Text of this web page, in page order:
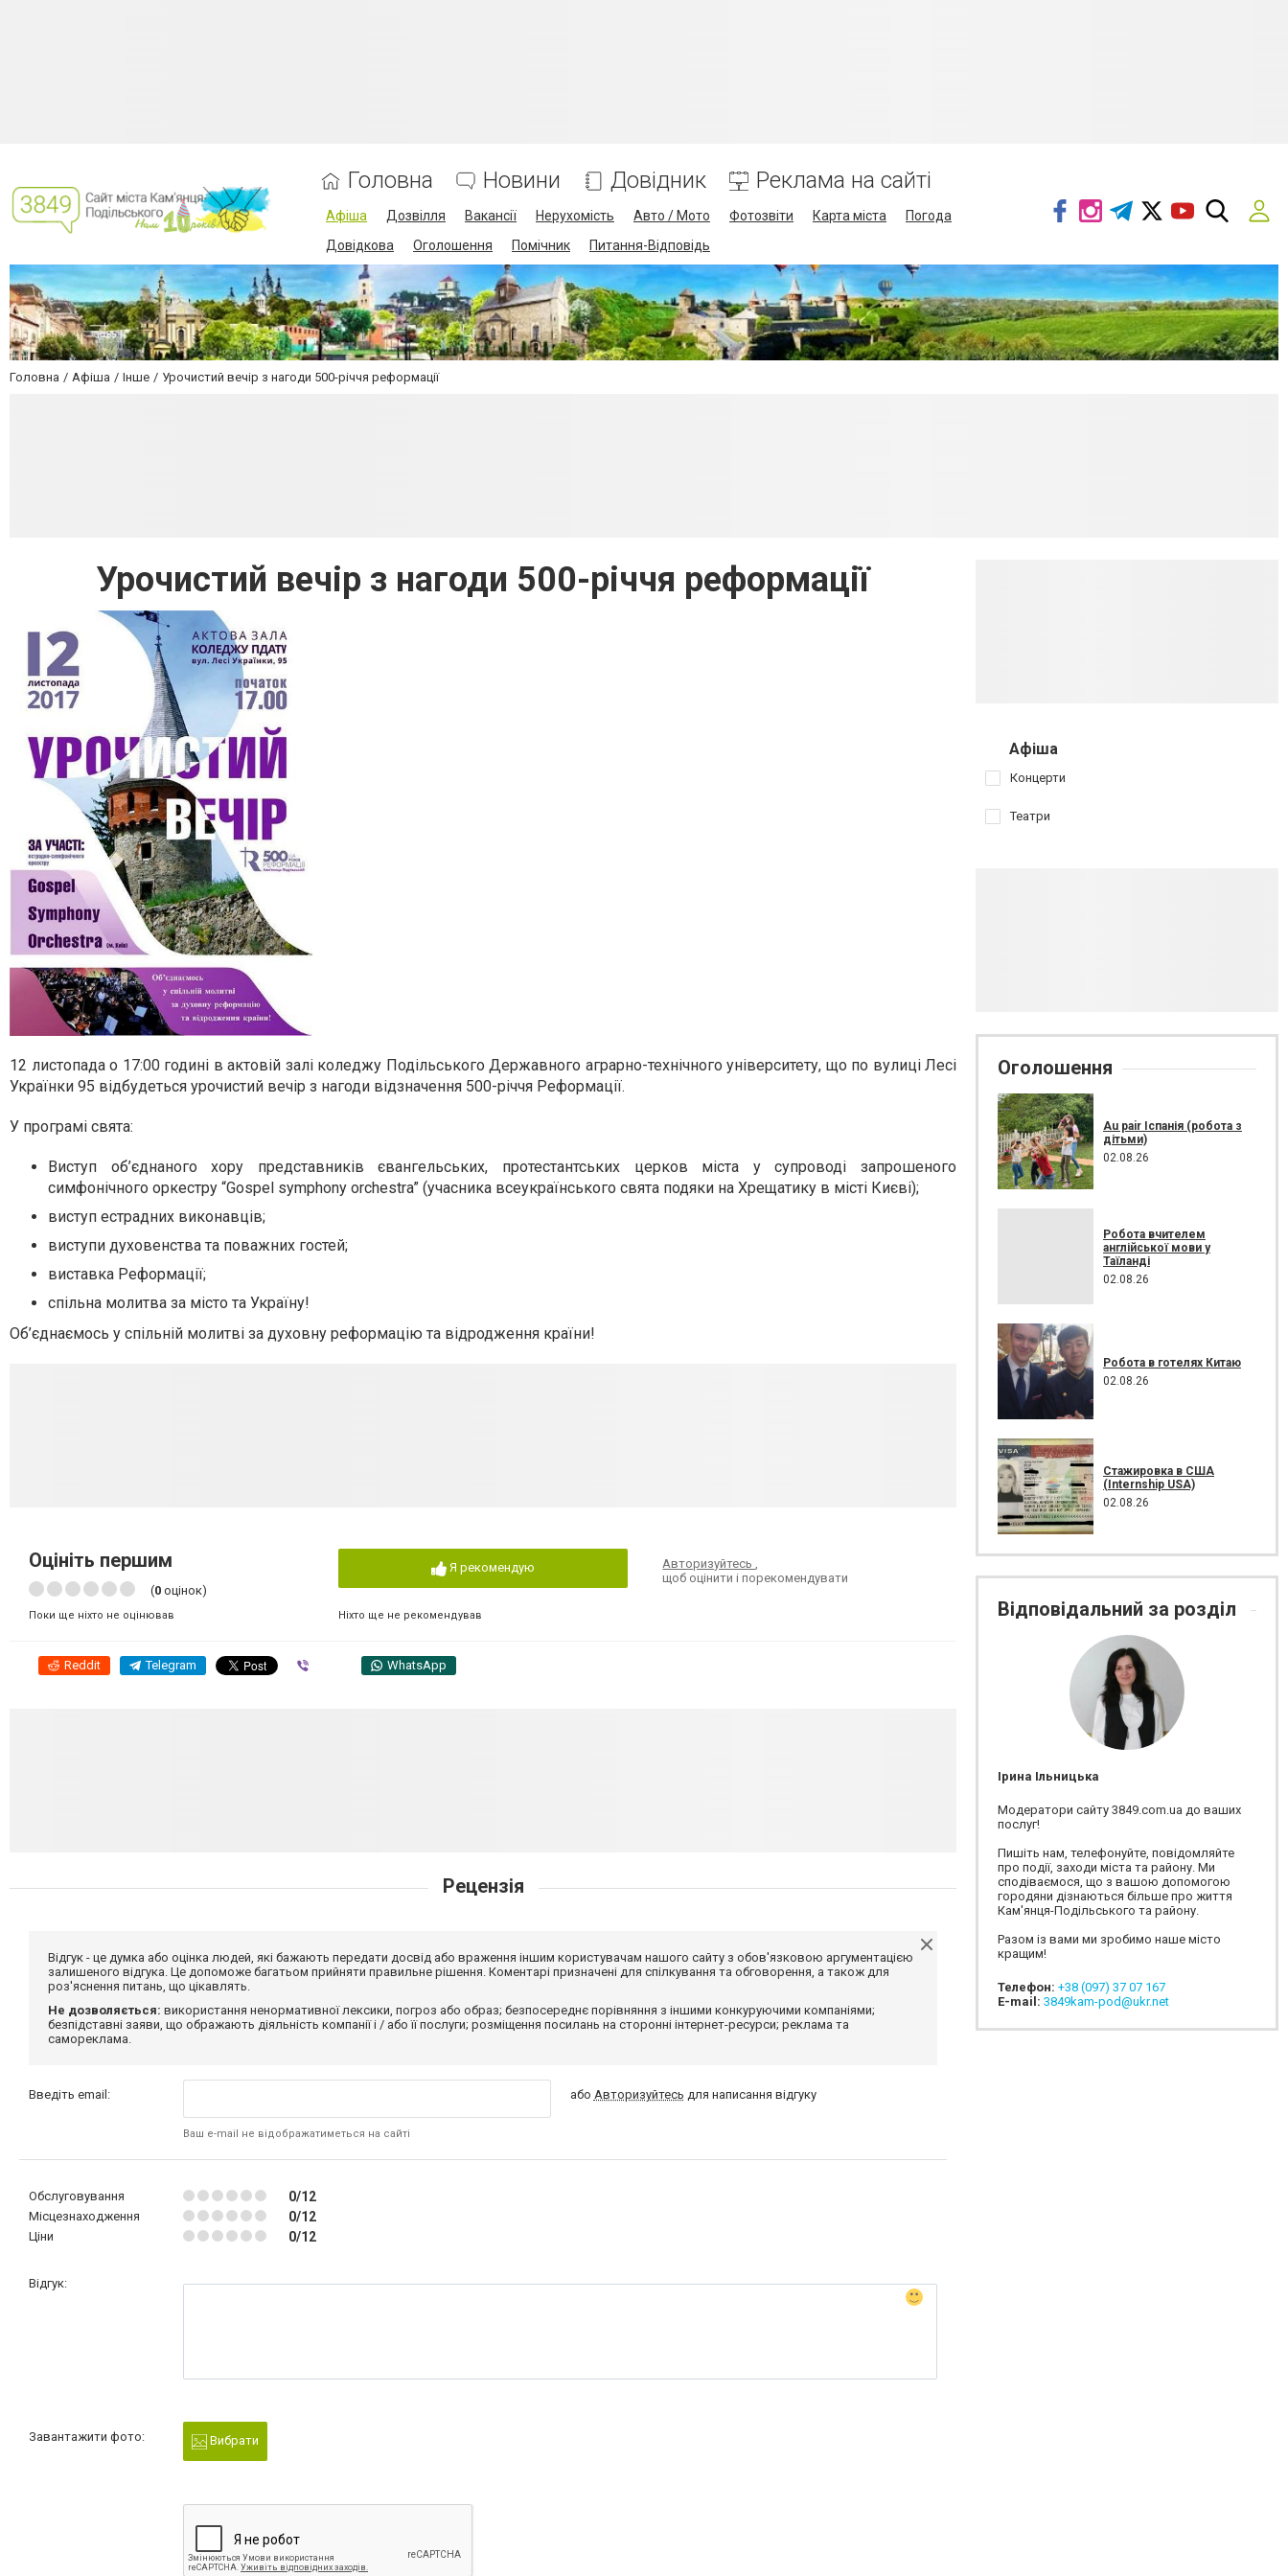
Головна Новини Довідник Реклама на сайті
Афіша Дозвілля Вакансії Нерухомість Авто / Мото Фотозвіти Карта міста
Погода
Довідкова
Оголошення Помічник Питання-Відповідь
Головна Афіша Інше Урочистий вечір з нагоди 500-річчя реформації
Урочистий вечір з нагоди 500-річчя реформації
12 листопада о 17:00 годині в актовій залі коледжу Подільського Державного аграрно-технічного університету, що по вулиці Лесі
Українки 95 відбудеться урочистий вечір з нагоди відзначення 500-річчя Реформації.
У програмі свята:
Виступ об’єднаного хору представників євангельських, протестантських церков міста у супроводі запрошеного
симфонічного оркестру “Gospel symphony orchestra” (учасника всеукраїнського свята подяки на Хрещатику в місті Києві);
виступ естрадних виконавців;
виступи духовенства та поважних гостей;
виставка Реформації;
спільна молитва за місто та Україну!
Об’єднаємось у спільній молитві за духовну реформацію та відродження країни!
Оцініть першим
(0 оцінок)
Поки ще ніхто не оцінював
Я рекомендую
Ніхто ще не рекомендував
Авторизуйтесь,
щоб оцінити і порекомендувати
Reddit Telegram WhatsApp
Рецензія
Відгук - це думка або оцінка людей, які бажають передати досвід або враження іншим користувачам нашого сайту з обов'язковою аргументацією
залишеного відгука. Це допоможе багатьом прийняти правильне рішення. Коментарі призначені для спілкування та обговорення, а також для
роз'яснення питань, що цікавлять.
Не дозволяється: використання ненормативної лексики, погроз або образ; безпосереднє порівняння з іншими конкуруючими компаніями;
безпідставні заяви, що ображають діяльність компанії і / або її послуги; розміщення посилань на сторонні інтернет-ресурси; реклама та
самореклама.
Введіть email:
Ваш e-mail не відображатиметься на сайті
або Авторизуйтесь для написання відгуку
Обслуговування 0/12
Місцезнаходження 0/12
Ціни 0/12
Відгук:
Завантажити фото: Вибрати
Афіша
Концерти
Театри
Оголошення
Au pair Іспанія (робота з
дітьми)
02.08.26
Робота вчителем
англійської мови у
Таїланді
02.08.26
Робота в готелях Китаю
02.08.26
Стажировка в США
(Internship USA)
02.08.26
Відповідальний за розділ
Ірина Ільницька
Модератори сайту 3849.com.ua до ваших
послуг!
Пишіть нам, телефонуйте, повідомляйте
про події, заходи міста та району. Ми
сподіваємося, що з вашою допомогою
городяни дізнаються більше про життя
Кам'янця-Подільського та району.
Разом із вами ми зробимо наше місто
кращим!
Телефон: +38 (097) 37 07 167
E-mail: 3849kam-pod@ukr.net